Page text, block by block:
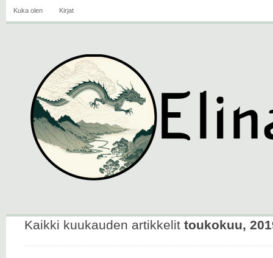
Kuka olen Kirjat
Kaikki kuukauden artikkelit toukokuu,